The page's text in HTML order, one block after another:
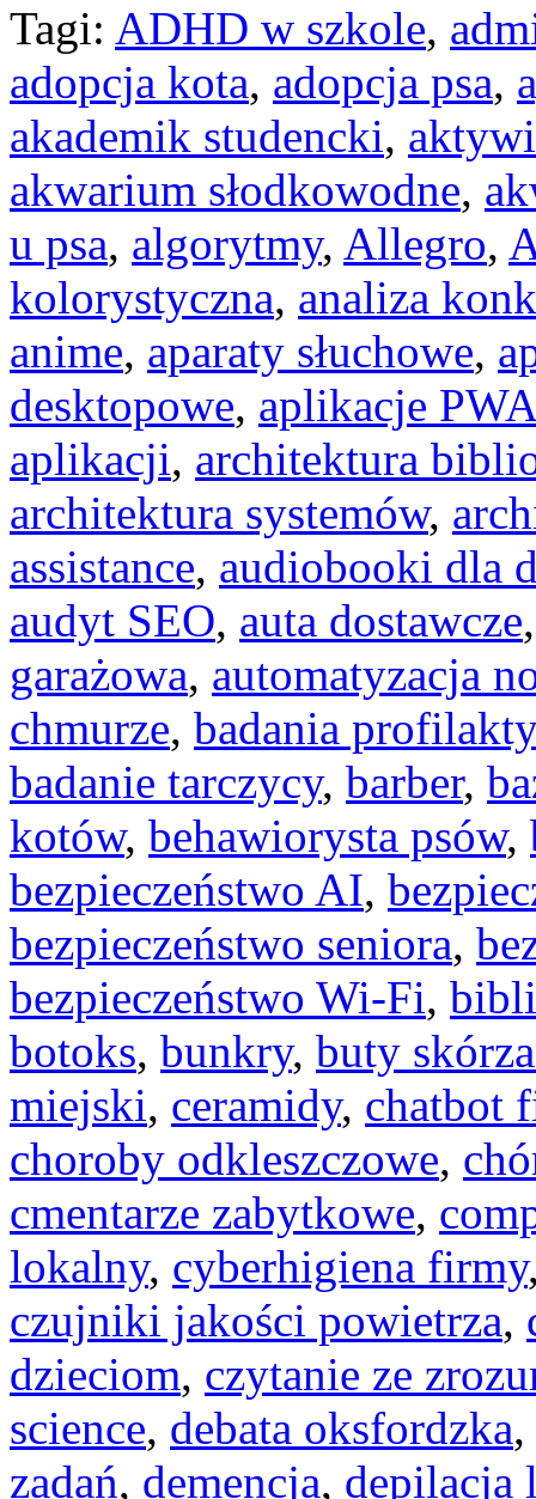
Tagi: ADHD w szkole,
adopcja kota, adopcja psa,
akademik studencki,
akwarium słodkowodne,
u psa, algorytmy, Allegro,
kolorystyczna, analiza
anime, aparaty słuchowe,
desktopowe, aplikacje
aplikacji, architektura
architektura systemów,
assistance, audiobooki dla
audyt SEO, auta dostawcze
garażowa, automatyzacja
chmurze, badania
badanie tarczycy, barber,
kotów, behawiorysta psów,
bezpieczeństwo AI,
bezpieczeństwo seniora,
bezpieczeństwo Wi-Fi,
botoks, bunkry, buty
miejski, ceramidy, chatbot
choroby odkleszczowe,
cmentarze zabytkowe,
lokalny, cyberhigiena firmy
czujniki jakości powietrza,
dzieciom, czytanie ze
science, debata oksfordzka,
zadań, demencja, depilacja